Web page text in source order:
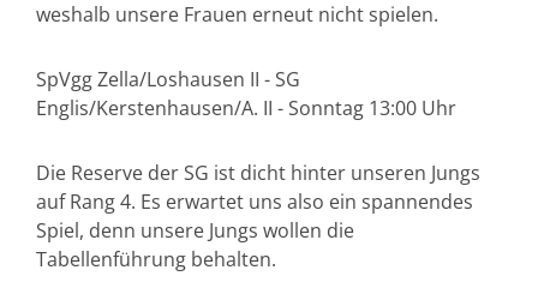
weshalb unsere Frauen erneut nicht spielen.
SpVgg Zella/Loshausen II - SG
Englis/Kerstenhausen/A. II - Sonntag 13:00 Uhr
Die Reserve der SG ist dicht hinter unseren Jungs
auf Rang 4. Es erwartet uns also ein spannendes
Spiel, denn unsere Jungs wollen die
Tabellenführung behalten.